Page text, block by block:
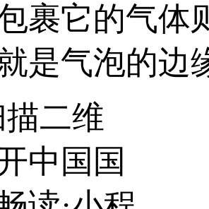
裹它的气体
是气泡的边